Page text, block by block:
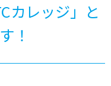
カレッジ」と
！